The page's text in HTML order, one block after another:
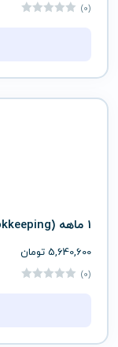
(0)
1 ماهه (Bookkeeping) Booke ai
5,640,600 تومان
(0)